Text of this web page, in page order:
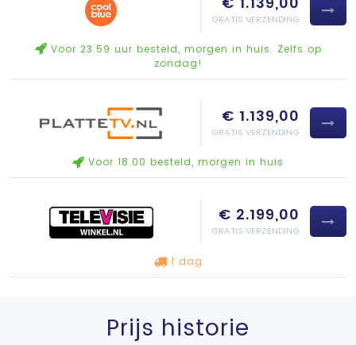
Voor 23.59 uur besteld, morgen in huis. Zelfs op
zondag!
GRATIS VERZENDING
Voor 18.00 besteld, morgen in huis
€ 1.139,00
GRATIS VERZENDING
1 dag
€ 2.199,00
GRATIS VERZENDING
Prijs historie